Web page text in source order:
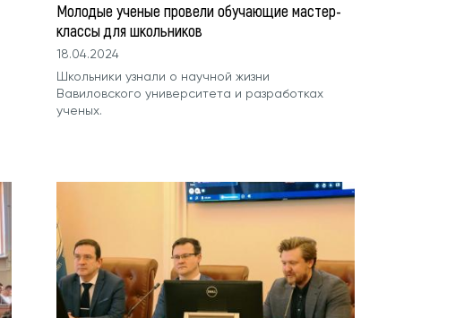
Молодые ученые провели обучающие мастер-
классы для школьников
18.04.2024
Школьники узнали о научной жизни
Вавиловского университета и разработках
ученых.